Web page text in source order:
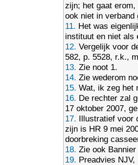
zijn; het gaat
ook niet in verband
11. Het was
instituut en niet als
12. Vergelijk voor
582, p. 5528, r.k.,
13. Zie noot 1.
14. Zie wederom
15. Wat, ik zeg het
16. De rechter zal
17 oktober 2007,
17. Illustratief voor
zijn is HR 9 mei
doorbreking
18. Zie ook
19. Preadvies